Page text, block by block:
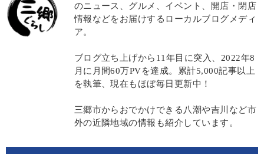
のニュース、グルメ、イベント、開店・閉店
情報などをお届けするローカルブログメディ
ア。
ブログ立ち上げから11年目に突入、2022年8
月に月間60万PVを達成。累計5,000記事以上
を執筆、現在もほぼ毎日更新中！
三郷市からおでかけできる八潮や吉川など市
外の近隣地域の情報も紹介しています。